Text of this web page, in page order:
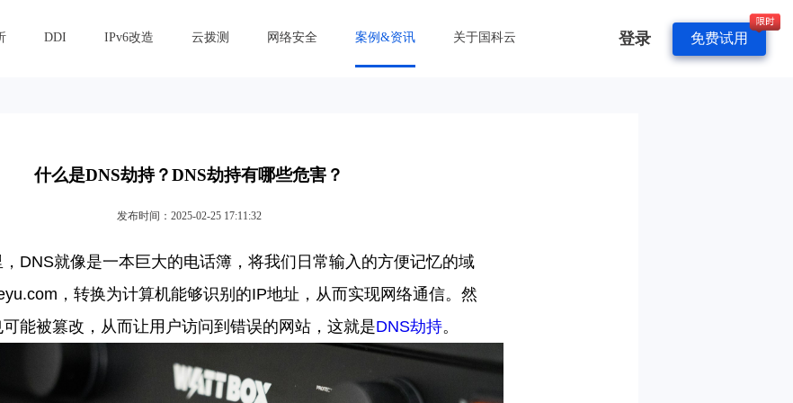
DDI IPv6改造 云拨测 网络安全 案例&资讯 关于国科云 登录 免费试用
什么是DNS劫持？DNS劫持有哪些危害？
发布时间：2025-02-25 17:11:32
DNS就像是一本巨大的电话簿，将我们日常输入的方便记忆的域
.com ，转换为计算机能够识别的IP地址，从而实现网络通信。然
能被篡改，从而让用户访问到错误的网站，这就是DNS劫持。